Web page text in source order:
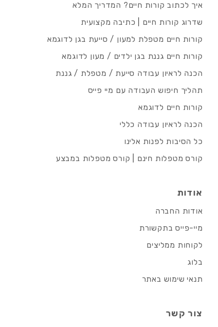
איך לכתוב קורות חיים? המדריך המלא
שדרוג קורות חיים | כתיבה מקצועית
קורות חיים מטפלת למעון / סייעת בגן לדוגמא
קורות חיים גננת בגן ילדים / מעון לדוגמא
הכנה לראיון עבודה סייעת / מטפלת / גננת
תהליך חיפוש העבודה עם מיי פייס
קורות חיים לדוגמא
הכנה לראיון עבודה כללי
כל הסיבות לפנות אלינו
קורס מטפלות חינם | קורס מטפלות במבצע
אודות
אודות החברה
מיי-פייס בתקשורת
לקוחות ממליצים
בלוג
תנאי שימוש באתר
צור קשר